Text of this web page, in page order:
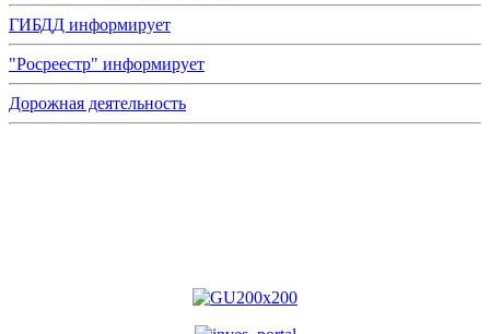
ГИБДД информирует
"Росреестр" информирует
Дорожная деятельность